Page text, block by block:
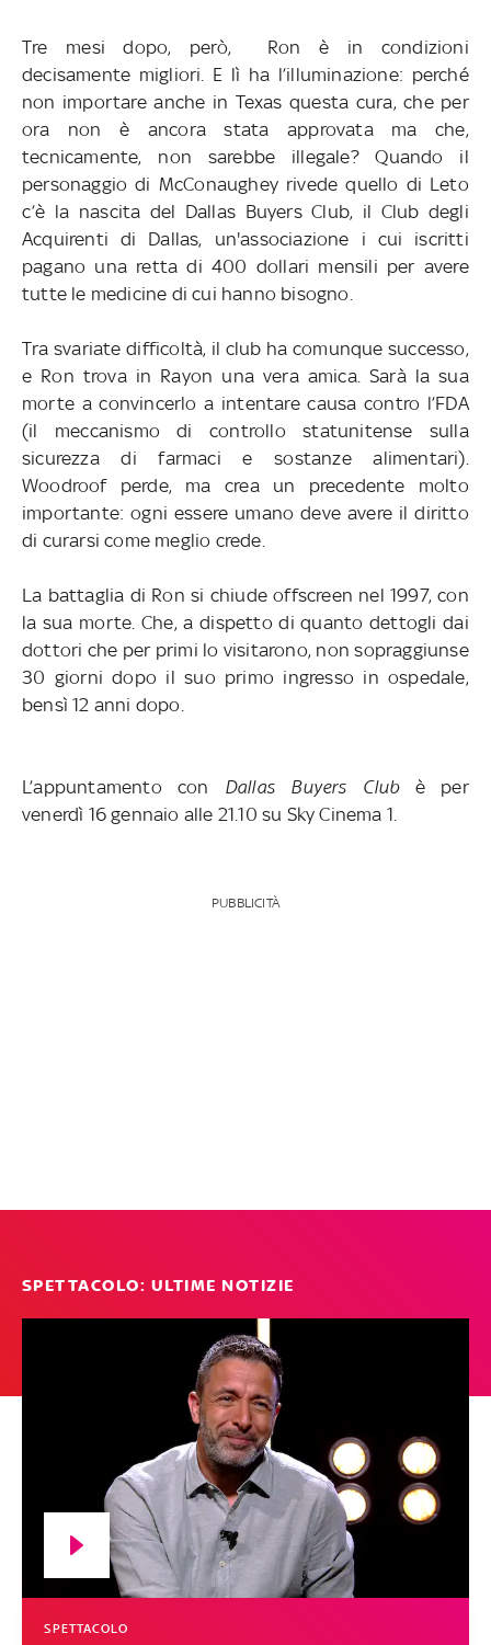
Tre mesi dopo, però, Ron è in condizioni
decisamente migliori. E lì ha l’illuminazione: perché
non importare anche in Texas questa cura, che per
ora non è ancora stata approvata ma che,
tecnicamente, non sarebbe illegale? Quando il
personaggio di McConaughey rivede quello di Leto
c’è la nascita del Dallas Buyers Club, il Club degli
Acquirenti di Dallas, un'associazione i cui iscritti
pagano una retta di 400 dollari mensili per avere
tutte le medicine di cui hanno bisogno.
Tra svariate difficoltà, il club ha comunque successo,
e Ron trova in Rayon una vera amica. Sarà la sua
morte a convincerlo a intentare causa contro l’FDA
(il meccanismo di controllo statunitense sulla
sicurezza di farmaci e sostanze alimentari).
Woodroof perde, ma crea un precedente molto
importante: ogni essere umano deve avere il diritto
di curarsi come meglio crede.
La battaglia di Ron si chiude offscreen nel 1997, con
la sua morte. Che, a dispetto di quanto dettogli dai
dottori che per primi lo visitarono, non sopraggiunse
30 giorni dopo il suo primo ingresso in ospedale,
bensì 12 anni dopo.
L’appuntamento con Dallas Buyers Clubè per
venerdì 16 gennaio alle 21.10 su Sky Cinema 1.
PUBBLICITÀ
SPETTACOLO: ULTIME NOTIZIE
SPETTACOLO